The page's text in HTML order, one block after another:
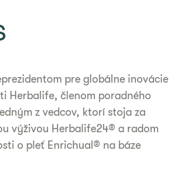
pre globálne inovácie
Herbalife, členom poradného
z vedcov, ktorí stoja za
výživou Herbalife24® a radom
o pleť Enrichual® na báze